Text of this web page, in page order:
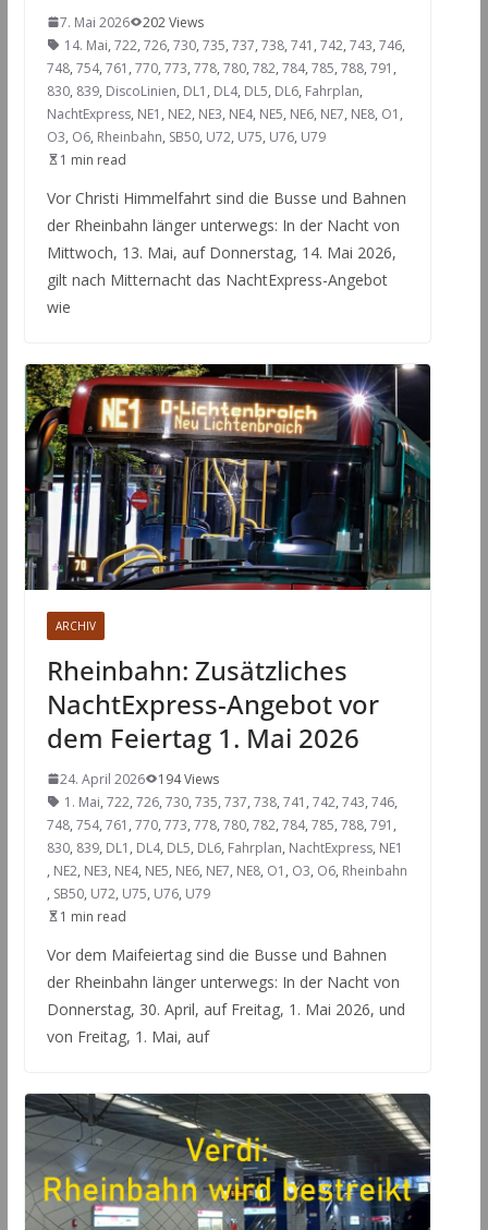
7. Mai 2026
202 Views
14. Mai, 722, 726, 730, 735, 737, 738, 741 , 742, 743, 746,
748, 754, 761 , 770, 773, 778, 780, 782, 784, 785, 788, 791 ,
830, 839, DiscoLinien, DL1 , DL4, DL5, DL6, Fahrplan,
NachtExpress, NE1 , NE2, NE3, NE4, NE5, NE6, NE7, NE8, O1 ,
O3, O6, Rheinbahn, SB50, U72, U75, U76, U79
1 min read
Vor Christi Himmelfahrt sind die Busse und Bahnen
der Rheinbahn länger unterwegs: In der Nacht von
Mittwoch, 13. Mai, auf Donnerstag, 14. Mai 2026,
gilt nach Mitternacht das NachtExpress-Angebot
wie
ARCHIV
Rheinbahn: Zusätzliches
NachtExpress-Angebot vor
dem Feiertag 1. Mai 2026
24. April 2026
194 Views
1. Mai, 722, 726, 730, 735, 737, 738, 741 , 742, 743, 746,
748, 754, 761 , 770, 773, 778, 780, 782, 784, 785, 788, 791 ,
830, 839, DL1 , DL4, DL5, DL6, Fahrplan, NachtExpress, NE1
, NE2, NE3, NE4, NE5, NE6, NE7, NE8, O1 , O3, O6, Rheinbahn
, SB50, U72, U75, U76, U79
1 min read
Vor dem Maifeiertag sind die Busse und Bahnen
der Rheinbahn länger unterwegs: In der Nacht von
Donnerstag, 30. April, auf Freitag, 1. Mai 2026, und
von Freitag, 1. Mai, auf